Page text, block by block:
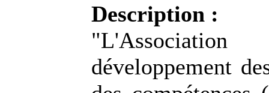
Description :
développement